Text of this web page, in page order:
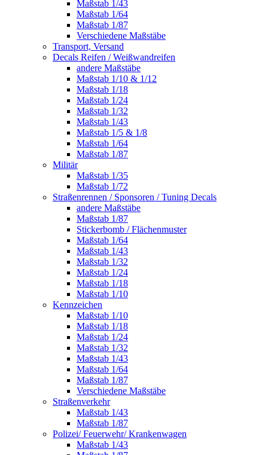
Maßstab 1/43
Maßstab 1/64
Maßstab 1/87
Verschiedene Maßstäbe
Transport, Versand
Decals Reifen / Weißwandreifen
andere Maßstäbe
Maßstab 1/10 & 1/12
Maßstab 1/18
Maßstab 1/24
Maßstab 1/32
Maßstab 1/43
Maßstab 1/5 & 1/8
Maßstab 1/64
Maßstab 1/87
Militär
Maßstab 1/35
Maßstab 1/72
Straßenrennen / Sponsoren / Tuning Decals
andere Maßstäbe
Maßstab 1/87
Stickerbomb / Flächenmuster
Maßstab 1/64
Maßstab 1/43
Maßstab 1/32
Maßstab 1/24
Maßstab 1/18
Maßstab 1/10
Kennzeichen
Maßstab 1/10
Maßstab 1/18
Maßstab 1/24
Maßstab 1/32
Maßstab 1/43
Maßstab 1/64
Maßstab 1/87
Verschiedene Maßstäbe
Straßenverkehr
Maßstab 1/43
Maßstab 1/87
Polizei/ Feuerwehr/ Krankenwagen
Maßstab 1/43